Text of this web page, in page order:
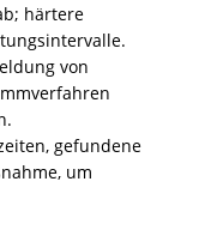
härtere
von
gefundene
um